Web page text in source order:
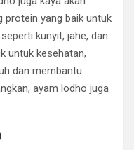
protein yang baik untuk
kunyit, jahe, dan
untuk kesehatan,
dan membantu
ayam lodho juga